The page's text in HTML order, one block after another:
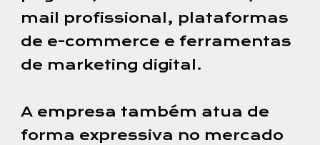
mail profissional, plataformas
de e-commerce e ferramentas
de marketing digital.
A empresa também atua de
forma expressiva no mercado